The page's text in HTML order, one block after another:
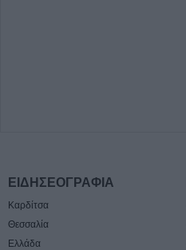
ΕΙΔΗΣΕΟΓΡΑΦΙΑ
Καρδίτσα
Θεσσαλία
Ελλάδα